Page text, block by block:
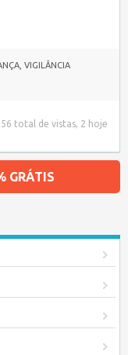
VIGILÂNCIA
total de vistas, 2 hoje
GRÁTIS